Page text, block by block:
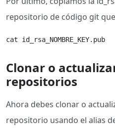
repositorio de código git
cat id_rsa_NOMBRE_KEY.pub
Clonar o
repositorios
Ahora debes clonar o
repositorio usando el alias